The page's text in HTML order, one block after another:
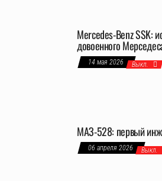
Mercedes-Benz SSK:
довоенного
14 мая 2026 Выкл.
МАЗ-528: первый
06 апреля 2026 Выкл.